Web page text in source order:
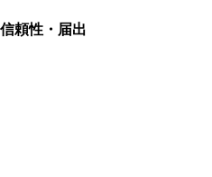
信頼性・届出